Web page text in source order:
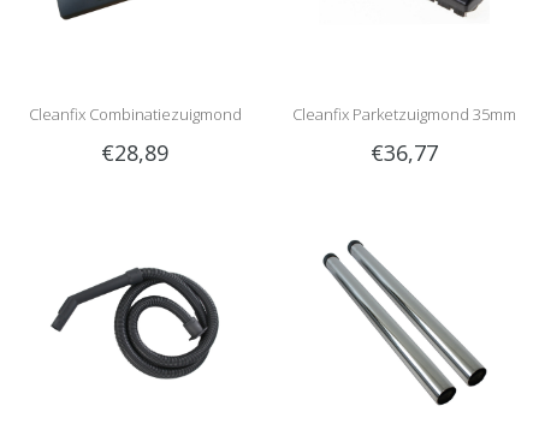
Cleanfix Combinatiezuigmond
35mm
€28,89
Cleanfix Parketzuigmond 35mm
€36,77